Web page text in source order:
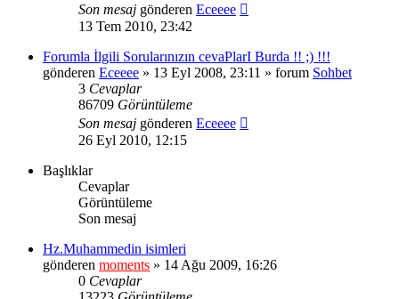
Son mesaj gönderen Eceeee
13 Tem 2010, 23:42
Forumla İlgili Sorularınızın cevaPlarI Burda !! ;) !!!
gönderen Eceeee » 13 Eyl 2008, 23:11 » forum Sohbet
3 Cevaplar
86709 Görüntüleme
Son mesaj gönderen Eceeee
26 Eyl 2010, 12:15
Başlıklar
Cevaplar
Görüntüleme
Son mesaj
Hz.Muhammedin isimleri
gönderen moments » 14 Ağu 2009, 16:26
0 Cevaplar